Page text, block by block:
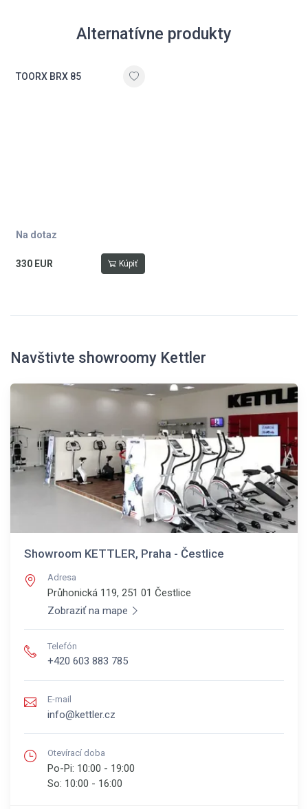
Alternatívne produkty
TOORX BRX 85
Na dotaz
330 EUR Kúpiť
Navštivte showroomy Kettler
Showroom KETTLER, Praha - Čestlice
Adresa
Průhonická 119, 251 01 Čestlice
Zobraziť na mape
Telefón
+420 603 883 785
E-mail
info@kettler.cz
Otevírací doba
Po-Pi: 10:00 - 19:00
So: 10:00 - 16:00